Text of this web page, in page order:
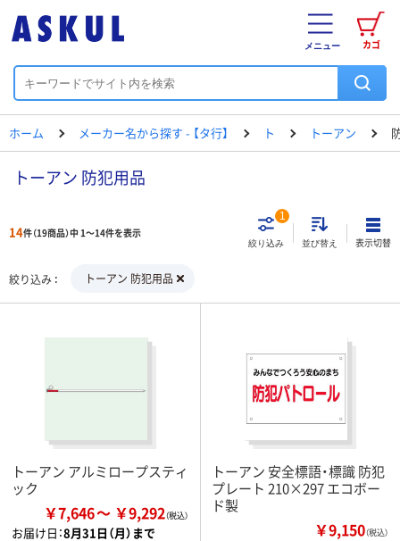
カゴ
メニュー
ホーム メーカー名から探す - 【タ行】 ト トーアン
トーアン 防犯用品
14件（19商品）中 1～14件を表示
絞り込み
1
並び替え 表示切替
絞り込み トーアン 防犯用品
トーアン アルミロープスティ
ック
￥7,646 ￥9,292
お届け日：8月31日（月）まで
トーアン 安全標語・標識 防犯
プレート 210×297 エコボー
ド製
￥9,150（税込）